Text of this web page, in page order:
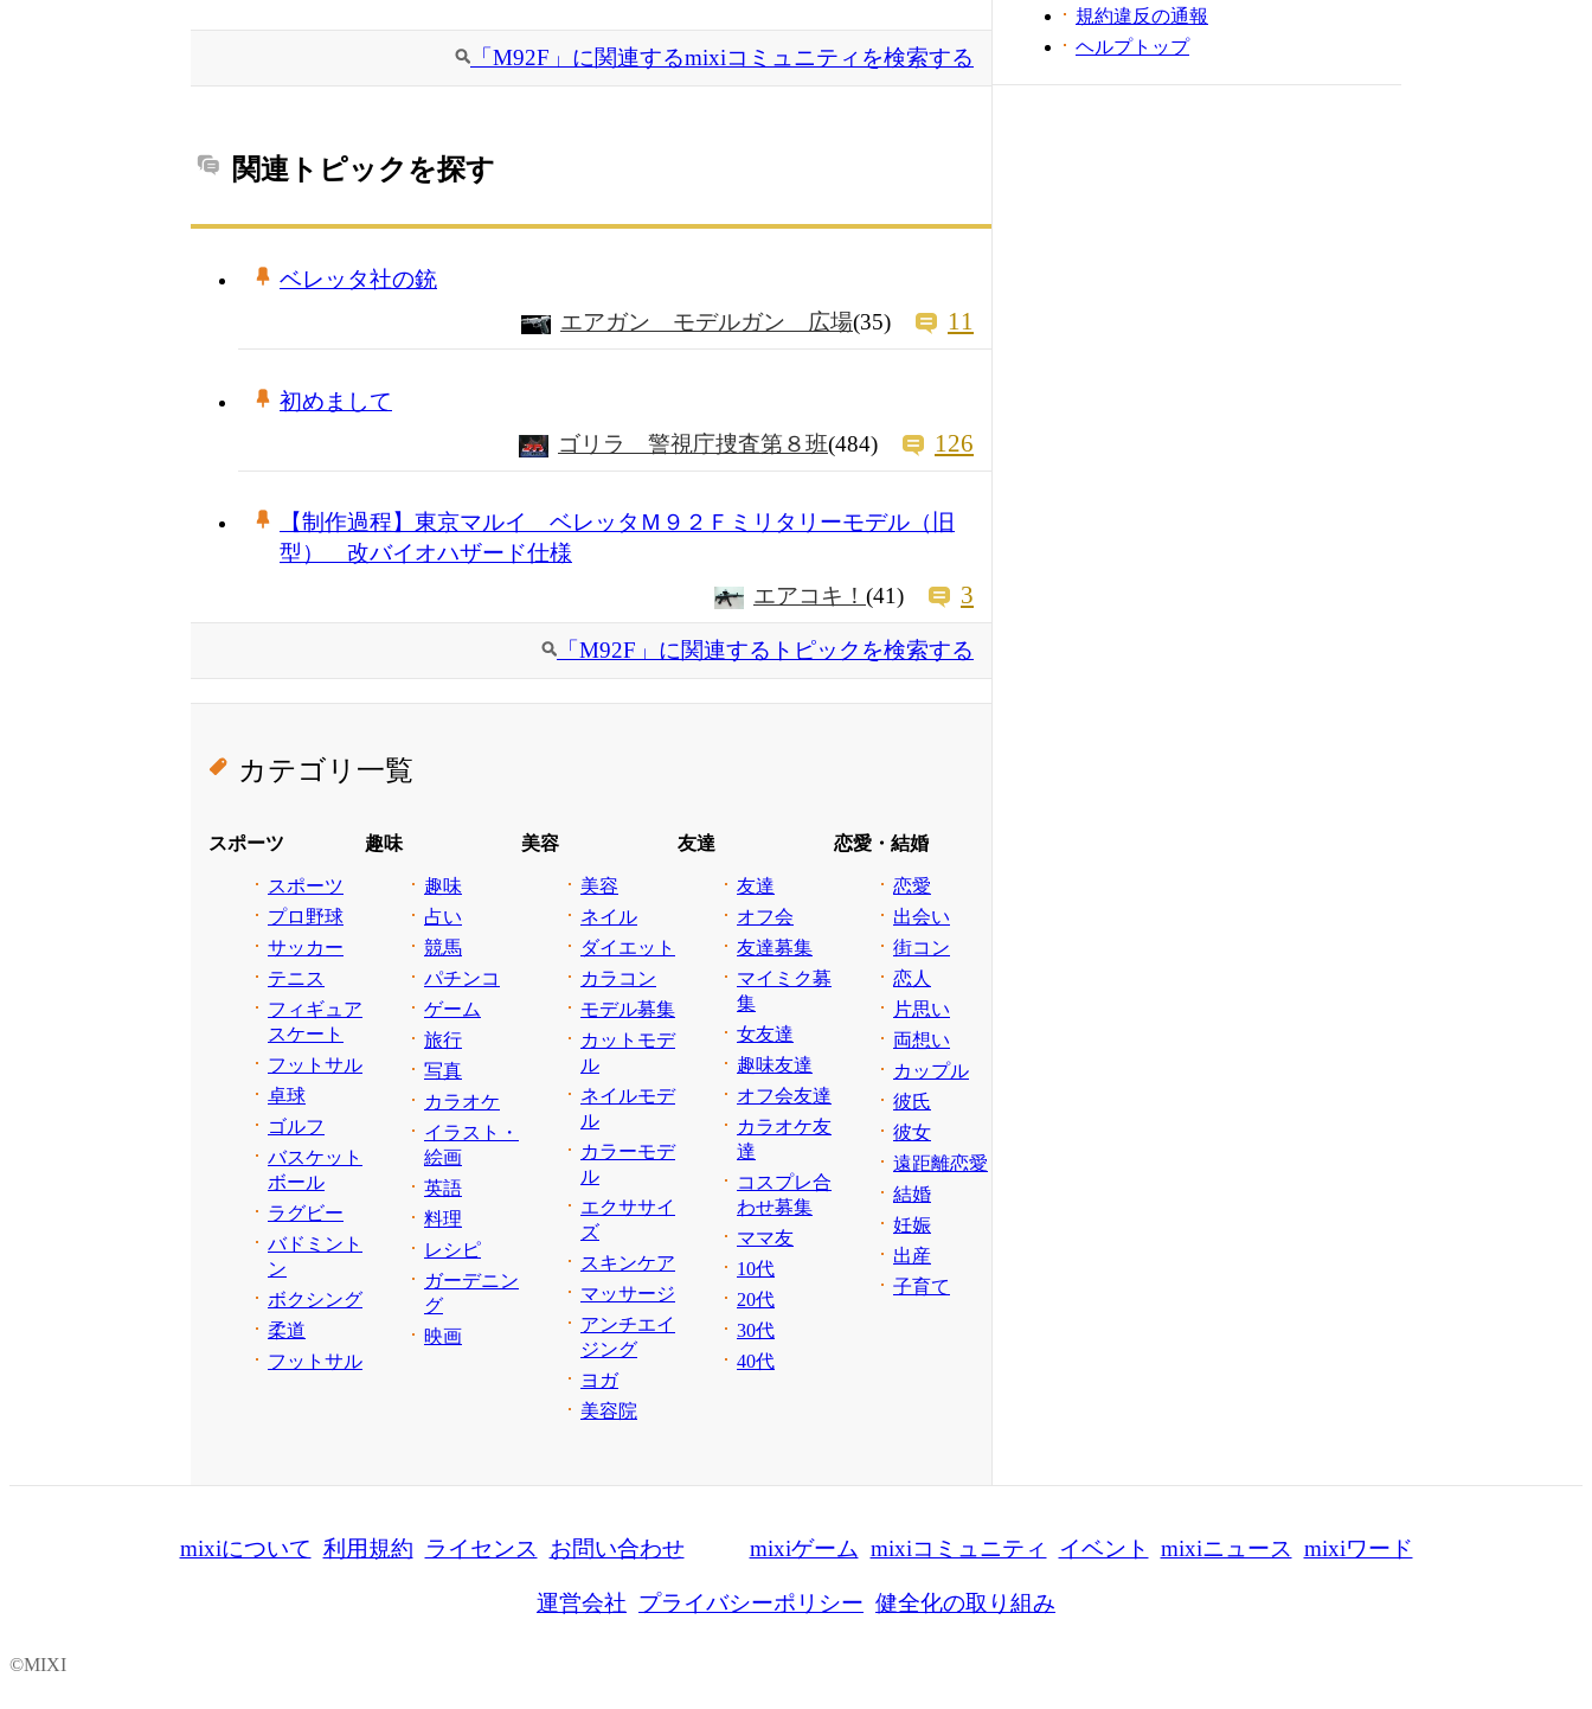
「M92F」に関連するmixiコミュニティを検索する
関連トピックを探す
ベレッタ社の銃
エアガン モデルガン 広場(35) 11
初めまして
ゴリラ 警視庁捜査第８班(484) 126
【制作過程】東京マルイ ベレッタＭ９２Ｆミリタリーモデル（旧
型） 改バイオハザード仕様
エアコキ！ (41) 3
「M92F」に関連するトピックを検索する
カテゴリ一覧
スポーツ
スポーツ
プロ野球
サッカー
テニス
フィギュア
スケート
フットサル
卓球
ゴルフ
バスケット
ボール
ラグビー
バドミント
ン
ボクシング
柔道
フットサル
趣味
趣味
占い
競馬
パチンコ
ゲーム
旅行
写真
カラオケ
イラスト・
絵画
英語
料理
レシピ
ガーデニン
グ
映画
美容
美容
ネイル
ダイエット
カラコン
モデル募集
カットモデ
ル
ネイルモデ
ル
カラーモデ
ル
エクササイ
ズ
スキンケア
マッサージ
アンチエイ
ジング
ヨガ
美容院
友達
友達
オフ会
友達募集
マイミク募
集
女友達
趣味友達
オフ会友達
カラオケ友
達
コスプレ合
わせ募集
ママ友
10代
20代
30代
40代
恋愛・結婚
恋愛
出会い
街コン
恋人
片思い
両想い
カップル
彼氏
彼女
遠距離恋愛
結婚
妊娠
出産
子育て
規約違反の通報
ヘルプトップ
mixiについて 利用規約 ライセンス お問い合わせ mixiゲーム mixiコミュニティ イベント mixiニュース mixiワード
運営会社 プライバシーポリシー 健全化の取り組み
©MIXI